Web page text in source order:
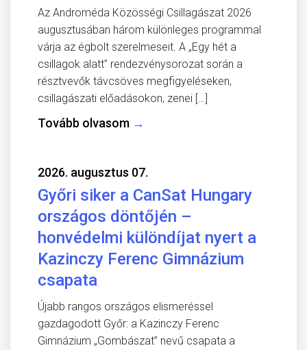
Az Androméda Közösségi Csillagászat 2026
augusztusában három különleges programmal
várja az égbolt szerelmeseit. A „Egy hét a
csillagok alatt” rendezvénysorozat során a
résztvevők távcsöves megfigyeléseken,
csillagászati előadásokon, zenei […]
Tovább olvasom →
2026. augusztus 07.
Győri siker a CanSat Hungary
országos döntőjén –
honvédelmi különdíjat nyert a
Kazinczy Ferenc Gimnázium
csapata
Újabb rangos országos elismeréssel
gazdagodott Győr: a Kazinczy Ferenc
Gimnázium „Gombászat” nevű csapata a